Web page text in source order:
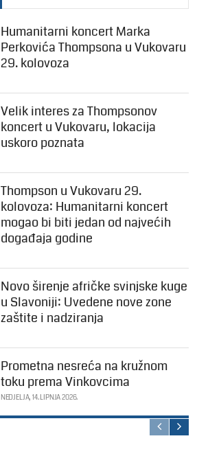
Humanitarni koncert Marka
Perkovića Thompsona u Vukovaru
29. kolovoza
Velik interes za Thompsonov
koncert u Vukovaru, lokacija
uskoro poznata
Thompson u Vukovaru 29.
kolovoza: Humanitarni koncert
mogao bi biti jedan od najvećih
događaja godine
Novo širenje afričke svinjske kuge
u Slavoniji: Uvedene nove zone
zaštite i nadziranja
Prometna nesreća na kružnom
toku prema Vinkovcima
NEDJELJA, 14. LIPNJA 2026.